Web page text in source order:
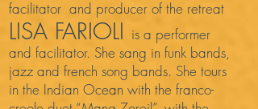
facilitator and producer of the retreat
LISA FARIOLI is a performer
and facilitator. She sang in funk bands,
jazz and french song bands. She tours
in the Indian Ocean with the franco-